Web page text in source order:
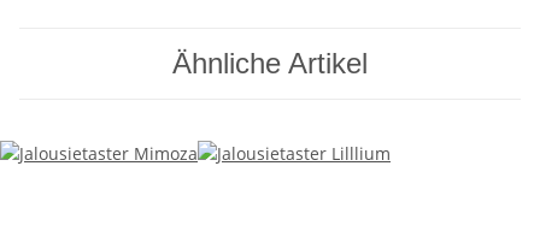
Ähnliche Artikel